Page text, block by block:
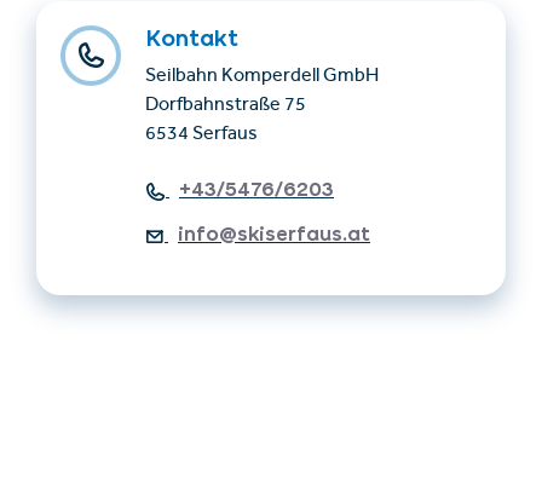
Kontakt
Seilbahn Komperdell GmbH
Dorfbahnstraße 75
6534 Serfaus
+43/5476/6203
info@skiserfaus.at